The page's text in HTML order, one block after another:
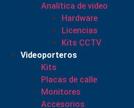
Analítica de video
Hardware
Licencias
Kits CCTV
Videoporteros
Kits
Placas de calle
Monitores
Accesorios